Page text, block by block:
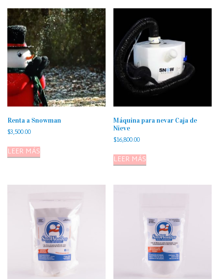
Renta a Snowman
$3,500.00
LEER MÁS
Máquina para nevar Caja de
Nieve
$16,800.00
LEER MÁS